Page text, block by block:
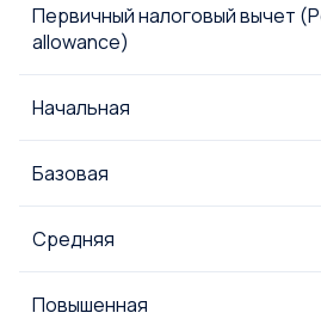
Первичный налоговый вычет
allowance)
Начальная
Базовая
Средняя
Повышенная